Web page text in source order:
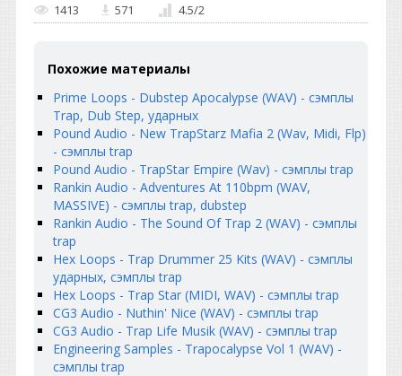
1413
571 4.5/2
Похожие материалы
Prime Loops - Dubstep Apocalypse (WAV) - сэмплы
Trap, Dub Step, ударных
Pound Audio - New TrapStarz Mafia 2 (Wav, Midi, Flp)
- сэмплы trap
Pound Audio - TrapStar Empire (Wav) - сэмплы trap
Rankin Audio - Adventures At 110bpm (WAV,
MASSIVE) - сэмплы trap, dubstep
Rankin Audio - The Sound Of Trap 2 (WAV) - сэмплы
trap
Hex Loops - Trap Drummer 25 Kits (WAV) - сэмплы
ударных, сэмплы trap
Hex Loops - Trap Star (MIDI, WAV) - сэмплы trap
CG3 Audio - Nuthin' Nice (WAV) - сэмплы trap
CG3 Audio - Trap Life Musik (WAV) - сэмплы trap
Engineering Samples - Trapocalypse Vol 1 (WAV) -
сэмплы trap